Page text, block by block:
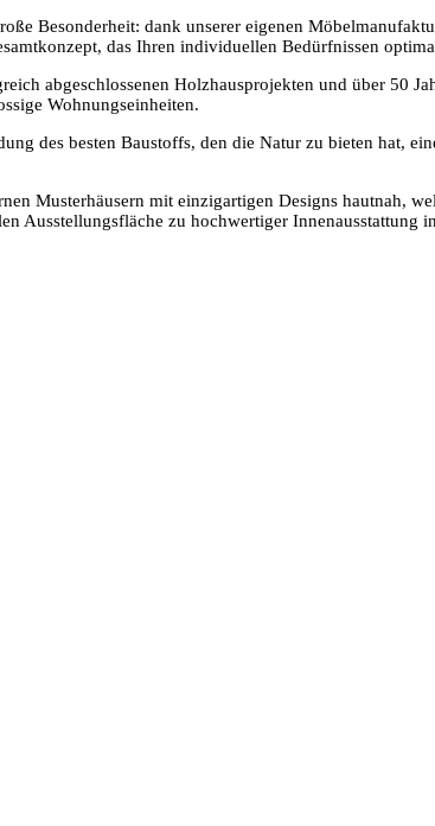
Besonderheit: dank unserer eigenen
das Ihren individuellen Bedürfnissen
abgeschlossenen Holzhausprojekten und über 50
Wohnungseinheiten.
des besten Baustoffs, den die Natur zu bieten hat,
Musterhäusern mit einzigartigen Designs hautnah,
Ausstellungsfläche zu hochwertiger Innenausstattung